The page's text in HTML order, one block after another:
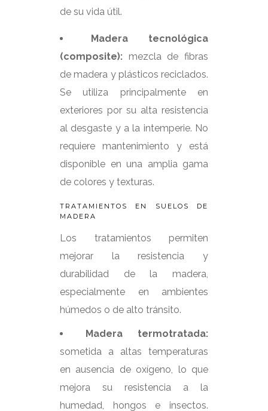
de su vida útil.
Madera tecnológica
(composite): mezcla de fibras
de madera y plásticos reciclados.
Se utiliza principalmente en
exteriores por su alta resistencia
al desgaste y a la intemperie. No
requiere mantenimiento y está
disponible en una amplia gama
de colores y texturas.
TRATAMIENTOS EN SUELOS DE
MADERA
Los tratamientos permiten
mejorar la resistencia y
durabilidad de la madera,
especialmente en ambientes
húmedos o de alto tránsito.
Madera termotratada:
sometida a altas temperaturas
en ausencia de oxígeno, lo que
mejora su resistencia a la
humedad, hongos e insectos.